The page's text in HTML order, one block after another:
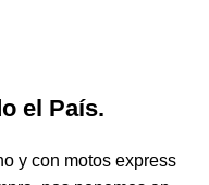
el País.
y con motos express